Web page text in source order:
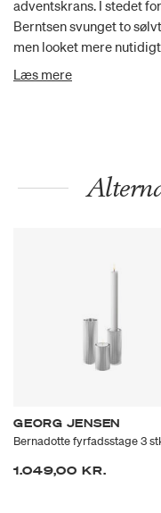
adventskrans. I stedet
Berntsen svunget to
men looket mere
til at pynte og jule i hele
Læs mere
GEORG JENSEN
Bernadotte fyrfadsstage 3
1.049,00 KR.